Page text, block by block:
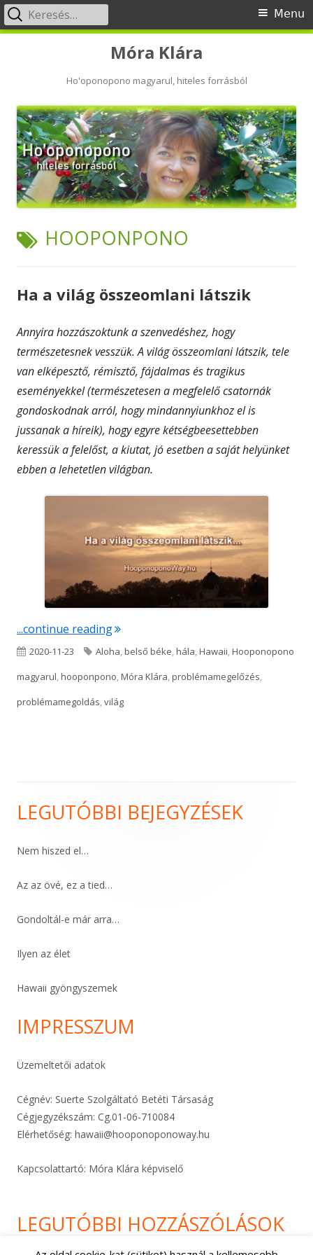
Móra Klára
Ho'oponopono magyarul, hiteles forrásból
Primary
Menu
Keresés:
TAG:
HOOPONPONO
Ha a világ összeomlani látszik
Annyira hozzászoktunk a szenvedéshez, hogy
természetesnek vesszük. A világ összeomlani látszik, tele
van elképesztő, rémisztő, fájdalmas és tragikus
eseményekkel (természetesen a megfelelő csatornák
gondoskodnak arról, hogy mindannyiunkhoz el is
jussanak a híreik), hogy egyre kétségbeesettebben
keressük a felelőst, a kiutat, jó esetben a saját helyünket
ebben a lehetetlen világban.
...continue reading"Ha a világ összeomlani látszik"
Published
on
2020-11-23 Tags
Aloha,belső béke,hála,Hawaii,Hooponopono
magyarul,hooponpono,Móra Klára,problémamegelőzés,
problémamegoldás,világ
Main
Sidebar
LEGUTÓBBI BEJEGYZÉSEK
Nem hiszed el…
Az az övé, ez a tied…
Gondoltál-e már arra…
Ilyen az élet
Hawaii gyöngyszemek
IMPRESSZUM
Üzemeltetői adatok
Cégnév: Suerte Szolgáltató Betéti Társaság
Cégjegyzékszám: Cg.01-06-710084
Elérhetőség: hawaii@hooponoponoway.hu
Kapcsolattartó: Móra Klára képviselő
LEGUTÓBBI HOZZÁSZÓLÁSOK